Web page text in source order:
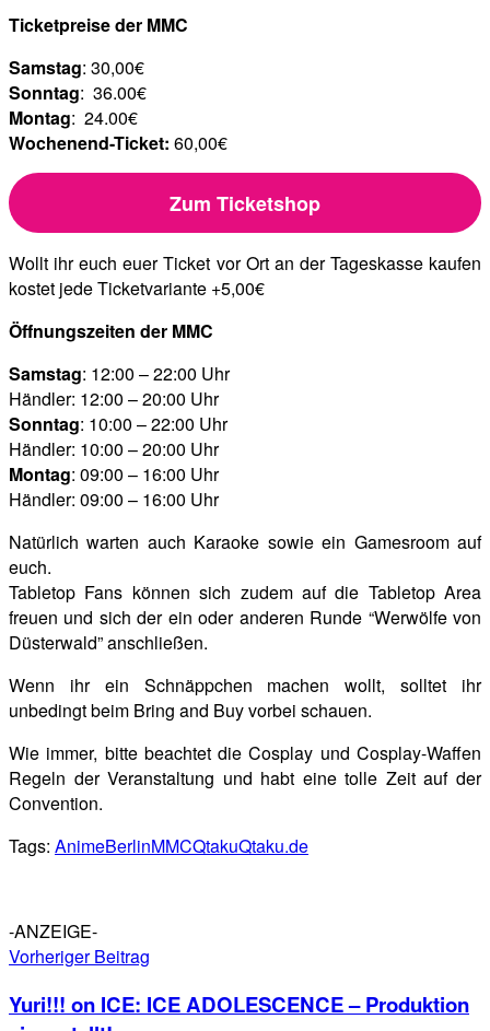
Ticketpreise der MMC
Samstag: 30,00€
Sonntag: 36.00€
Montag: 24.00€
Wochenend-Ticket: 60,00€
Zum Ticketshop
Wollt ihr euch euer Ticket vor Ort an der Tageskasse kaufen
kostet jede Ticketvariante +5,00€
Öffnungszeiten der MMC
Samstag: 12:00 – 22:00 Uhr
Händler: 12:00 – 20:00 Uhr
Sonntag: 10:00 – 22:00 Uhr
Händler: 10:00 – 20:00 Uhr
Montag: 09:00 – 16:00 Uhr
Händler: 09:00 – 16:00 Uhr
Natürlich warten auch Karaoke sowie ein Gamesroom auf
euch.
Tabletop Fans können sich zudem auf die Tabletop Area
freuen und sich der ein oder anderen Runde “Werwölfe von
Düsterwald” anschließen.
Wenn ihr ein Schnäppchen machen wollt, solltet ihr
unbedingt beim Bring and Buy vorbei schauen.
Wie immer, bitte beachtet die Cosplay und Cosplay-Waffen
Regeln der Veranstaltung und habt eine tolle Zeit auf der
Convention.
Tags: AnimeBerlinMMCQtakuQtaku.de
-ANZEIGE-
Vorheriger Beitrag
Yuri!!! on ICE: ICE ADOLESCENCE – Produktion